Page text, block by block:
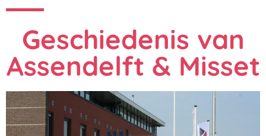
Geschiedenis van
Assendelft & Misset